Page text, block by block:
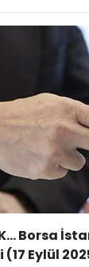
Borsa
Eylül